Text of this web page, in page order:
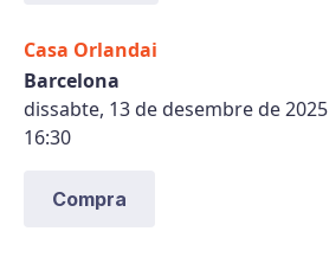
Casa Orlandai
Barcelona
dissabte, 13 de desembre de 2025
16:30
Compra